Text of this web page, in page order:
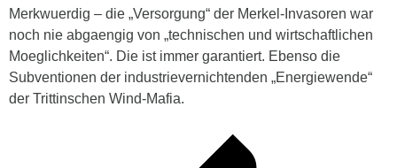
Merkwuerdig – die „Versorgung“ der Merkel-Invasoren war
noch nie abgaengig von „technischen und wirtschaftlichen
Moeglichkeiten“. Die ist immer garantiert. Ebenso die
Subventionen der industrievernichtenden „Energiewende“
der Trittinschen Wind-Mafia.